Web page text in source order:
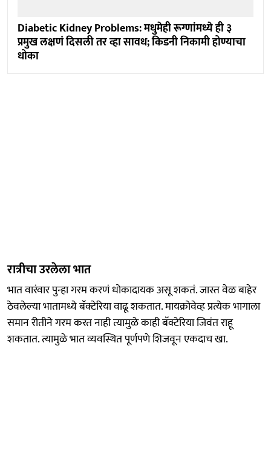
Diabetic Kidney Problems: मधुमेही रूग्णांमध्ये ही ३
प्रमुख लक्षणं दिसली तर व्हा सावध; किडनी निकामी होण्याचा
धोका
रात्रीचा उरलेला भात
भात वारंवार पुन्हा गरम करणं धोकादायक असू शकतं. जास्त वेळ बाहेर
ठेवलेल्या भातामध्ये बॅक्टेरिया वाढू शकतात. मायक्रोवेव्ह प्रत्येक भागाला
समान रीतीने गरम करत नाही त्यामुळे काही बॅक्टेरिया जिवंत राहू
शकतात. त्यामुळे भात व्यवस्थित पूर्णपणे शिजवून एकदाच खा.